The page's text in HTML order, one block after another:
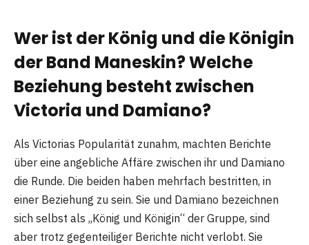
Wer ist der König und die Königin
der Band Maneskin? Welche
Beziehung besteht zwischen
Victoria und Damiano?
Als Victorias Popularität zunahm, machten Berichte
über eine angebliche Affäre zwischen ihr und Damiano
die Runde. Die beiden haben mehrfach bestritten, in
einer Beziehung zu sein. Sie und Damiano bezeichnen
sich selbst als „König und Königin“ der Gruppe, sind
aber trotz gegenteiliger Berichte nicht verlobt. Sie